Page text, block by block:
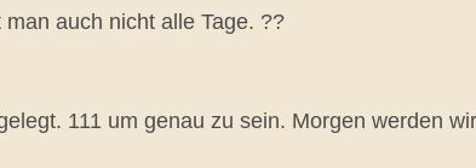
auch nicht alle Tage. ??
111 um genau zu sein. Morgen werden